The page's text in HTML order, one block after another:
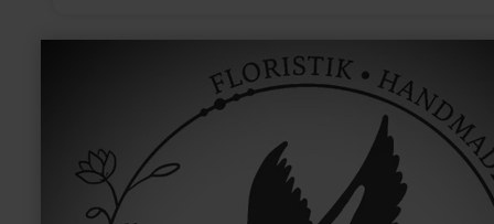
Floristik/Handmade/Deko